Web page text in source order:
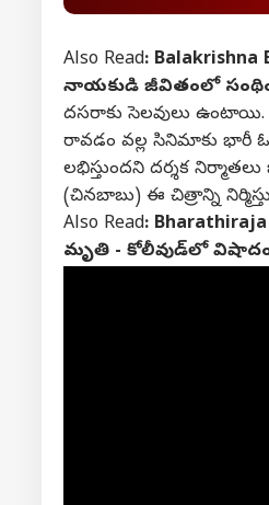
Also Read:
నాయకుడి జీవితంలో
దసరాకు సెలవులు ఉంటాయి.
రావడం వల్ల సినిమాకు భారీ
లభిస్తుందని దర్శక
(చినబాబు) ఈ చిత్రాన్ని
Also Read:
మృతి - కోలీవుడ్‌లో